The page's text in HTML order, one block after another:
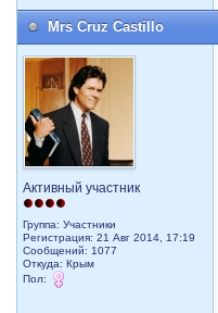
Mrs Cruz Castillo
Активный участник
Группа: Участники
Регистрация: 21 Авг 2014, 17:19
Сообщений: 1077
Откуда: Крым
Пол: